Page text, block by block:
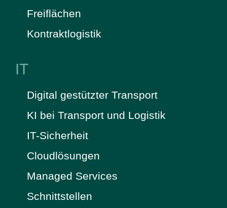
Freiflächen
Kontraktlogistik
IT
Digital gestützter Transport
KI bei Transport und Logistik
IT-Sicherheit
Cloudlösungen
Managed Services
Schnittstellen